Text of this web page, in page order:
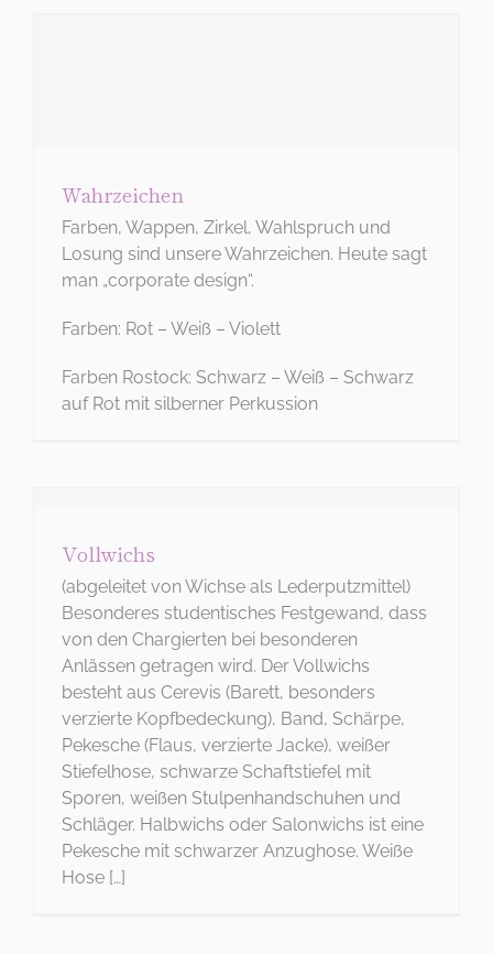
Wahrzeichen
Farben, Wappen, Zirkel, Wahlspruch und
Losung sind unsere Wahrzeichen. Heute sagt
man „corporate design“.
Farben: Rot – Weiß – Violett
Farben Rostock: Schwarz – Weiß – Schwarz
auf Rot mit silberner Perkussion
Vollwichs
(abgeleitet von Wichse als Lederputzmittel)
Besonderes studentisches Festgewand, dass
von den Chargierten bei besonderen
Anlässen getragen wird. Der Vollwichs
besteht aus Cerevis (Barett, besonders
verzierte Kopfbedeckung), Band, Schärpe,
Pekesche (Flaus, verzierte Jacke), weißer
Stiefelhose, schwarze Schaftstiefel mit
Sporen, weißen Stulpenhandschuhen und
Schläger. Halbwichs oder Salonwichs ist eine
Pekesche mit schwarzer Anzughose. Weiße
Hose […]